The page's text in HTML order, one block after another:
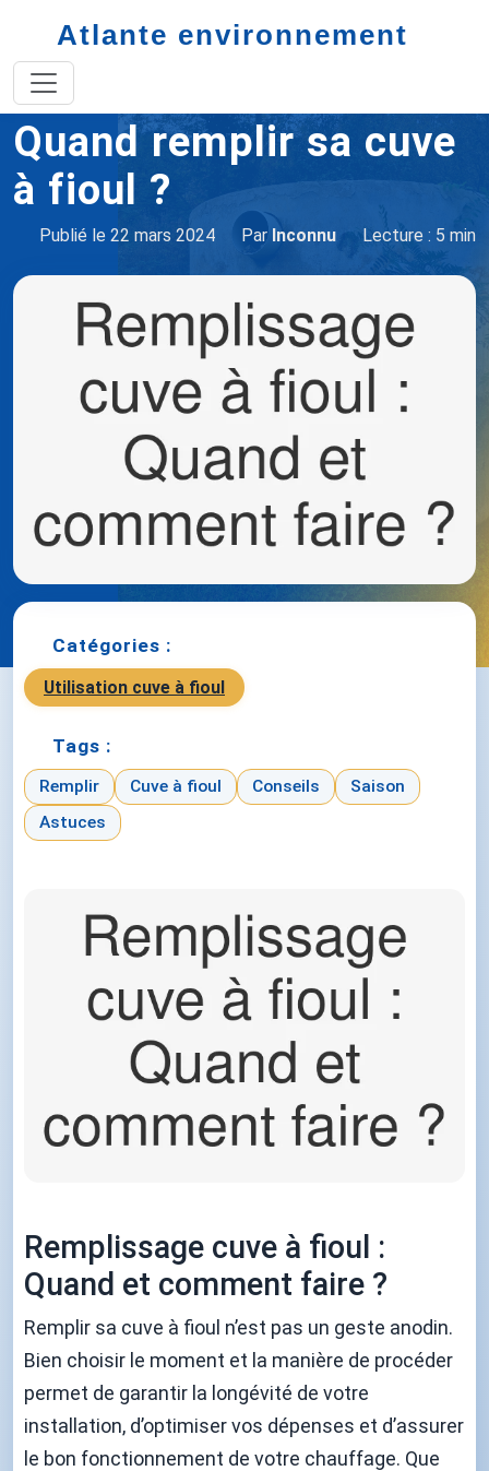
Atlante environnement
Accueil
Quand remplir sa cuve
à fioul ?
Publié le 22 mars 2024 Par Inconnu Lecture : 5 min
Catégories :
Utilisation cuve à fioul
Tags :
Remplir Cuve à fioul Conseils
Saison
Astuces
Remplissage cuve à fioul :
Quand et comment faire ?
Remplir sa cuve à fioul n’est pas un geste anodin.
Bien choisir le moment et la manière de procéder
permet de garantir la longévité de votre
installation, d’optimiser vos dépenses et d’assurer
le bon fonctionnement de votre chauffage. Que